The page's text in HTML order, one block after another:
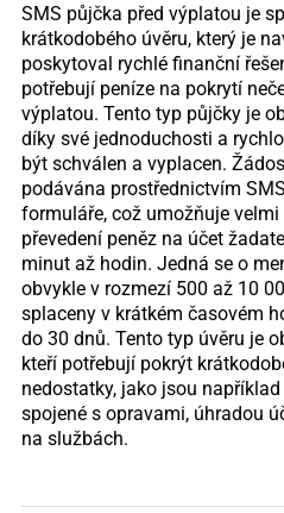
SMS půjčka před výplatou je
krátkodobého úvěru, který je
poskytoval rychlé finanční
potřebují peníze na pokrytí
výplatou. Tento typ půjčky je
díky své jednoduchosti a
být schválen a vyplacen.
podávána prostřednictvím
formuláře, což umožňuje
převedení peněz na účet
minut až hodin. Jedná se o
obvykle v rozmezí 500 až 10
splaceny v krátkém časovém
do 30 dnů. Tento typ úvěru je
kteří potřebují pokrýt
nedostatky, jako jsou
spojené s opravami, úhradou
na službách.